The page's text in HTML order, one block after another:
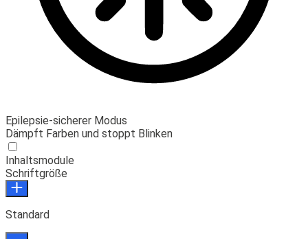
Epilepsie-sicherer Modus
Dämpft Farben und stoppt Blinken
Inhaltsmodule
Schriftgröße
Standard